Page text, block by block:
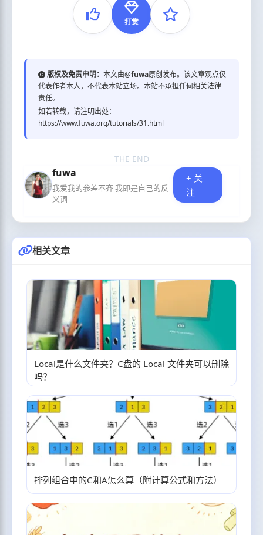
打赏
版权及免责申明： 本文由@fuwa原创发布。该文章观点仅
代表作者本人，不代表本站立场。本站不承担任何相关法律
责任。
如若转载，请注明出处：
https://www.fuwa.org/tutorials/31.html
THE END
fuwa
我爱我的参差不齐 我即是自己的反
义词
+ 关
注
相关文章
Local是什么文件夹？C盘的 Local 文件夹可以删除
吗？
排列组合中的C和A怎么算（附计算公式和方法）